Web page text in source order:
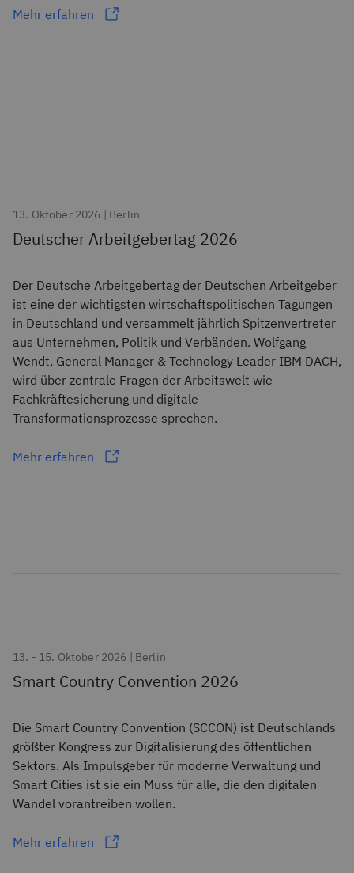
Mehr erfahren
13. Oktober 2026 | Berlin
Deutscher Arbeitgebertag 2026
Der Deutsche Arbeitgebertag der Deutschen Arbeitgeber
ist eine der wichtigsten wirtschaftspolitischen Tagungen
in Deutschland und versammelt jährlich Spitzenvertreter
aus Unternehmen, Politik und Verbänden. Wolfgang
Wendt, General Manager & Technology Leader IBM DACH,
wird über zentrale Fragen der Arbeitswelt wie
Fachkräftesicherung und digitale
Transformationsprozesse sprechen.
Mehr erfahren
13. - 15. Oktober 2026 | Berlin
Smart Country Convention 2026
Die Smart Country Convention (SCCON) ist Deutschlands
größter Kongress zur Digitalisierung des öffentlichen
Sektors. Als Impulsgeber für moderne Verwaltung und
Smart Cities ist sie ein Muss für alle, die den digitalen
Wandel vorantreiben wollen.
Mehr erfahren